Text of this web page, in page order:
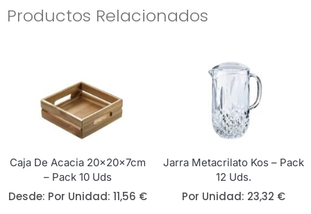
Productos Relacionados
Caja De Acacia 20x20x7cm
– Pack 10 Uds
Desde: Por Unidad: 11,56 €
Jarra Metacrilato Kos – Pack
12 Uds.
Por Unidad: 23,32 €